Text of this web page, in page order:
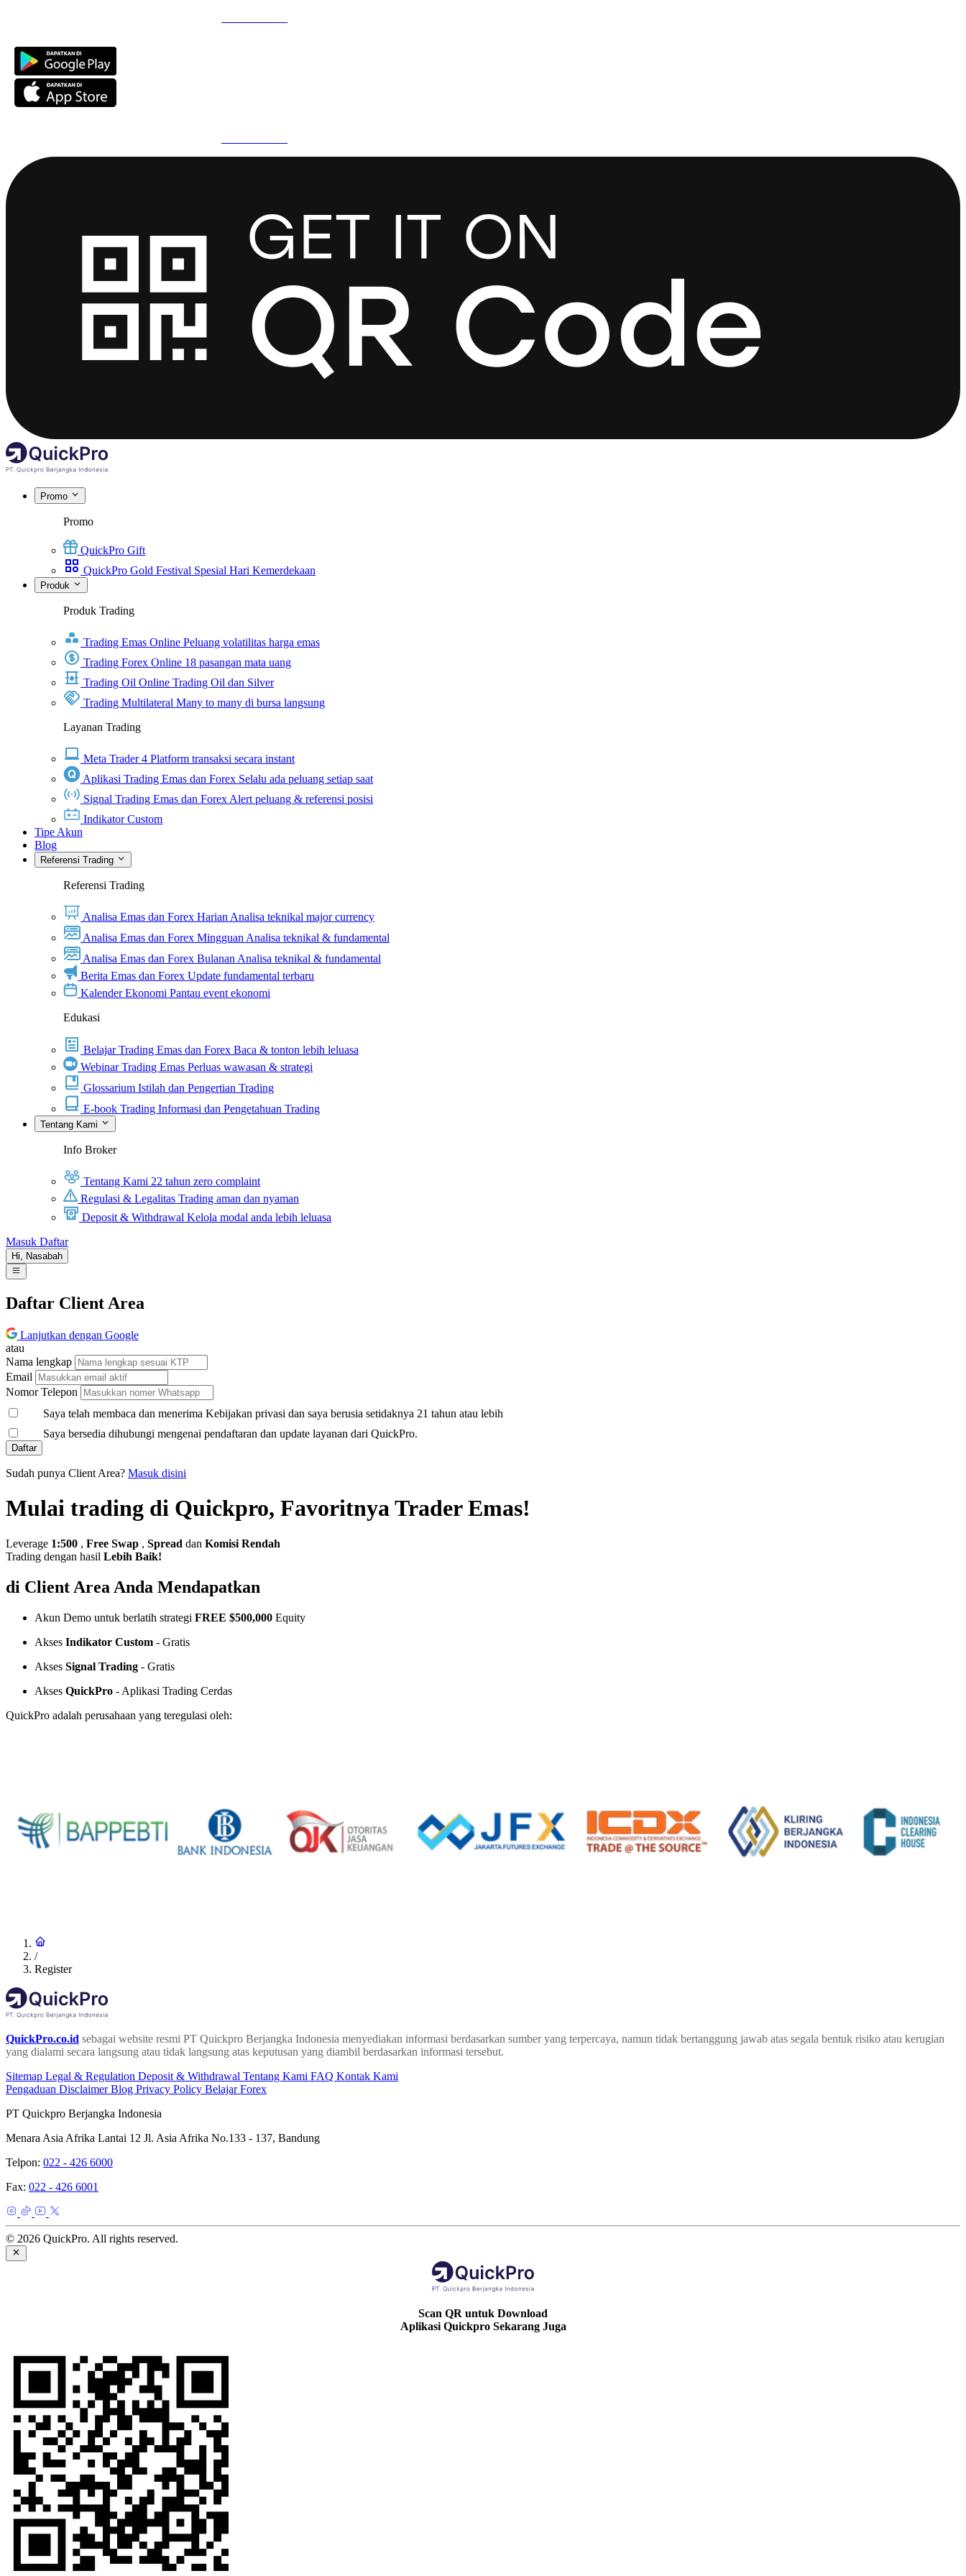
Promo
Promo
QuickPro Gift
QuickPro Gold Festival Spesial Hari Kemerdekaan
Produk
Produk Trading
Trading Emas Online Peluang volatilitas harga emas
Trading Forex Online 18 pasangan mata uang
Trading Oil Online Trading Oil dan Silver
Trading Multilateral Many to many di bursa langsung
Layanan Trading
Meta Trader 4 Platform transaksi secara instant
Aplikasi Trading Emas dan Forex Selalu ada peluang setiap saat
Signal Trading Emas dan Forex Alert peluang & referensi posisi
Indikator Custom
Tipe Akun
Blog
Referensi Trading
Referensi Trading
Analisa Emas dan Forex HarianAnalisa teknikal major currency
Analisa Emas dan Forex MingguanAnalisa teknikal & fundamental
Analisa Emas dan Forex BulananAnalisa teknikal & fundamental
Berita Emas dan Forex Update fundamental terbaru
Kalender Ekonomi Pantau event ekonomi
Edukasi
Belajar Trading Emas dan Forex Baca & tonton lebih leluasa
Webinar Trading Emas Perluas wawasan & strategi
Glossarium Istilah dan Pengertian Trading
E-book Trading Informasi dan Pengetahuan Trading
Tentang Kami
Info Broker
Tentang Kami 22 tahun zero complaint
Regulasi & Legalitas Trading aman dan nyaman
Deposit & Withdrawal Kelola modal anda lebih leluasa
Masuk Daftar
Hi, Nasabah
Daftar Client Area
Lanjutkan dengan Google
atau
Nama lengkap
Email
Nomor Telepon
Saya telah membaca dan menerima Kebijakan privasi dan saya berusia setidaknya 21 tahun atau lebih
Saya bersedia dihubungi mengenai pendaftaran dan update layanan dari QuickPro.
Daftar
Sudah punya Client Area? Masuk disini
Mulai trading di Quickpro, Favoritnya Trader Emas!
Leverage 1:500 , Free Swap , Spread dan Komisi Rendah
Trading dengan hasil Lebih Baik!
di Client Area Anda Mendapatkan
Akun Demo untuk berlatih strategi FREE $500,000 Equity
Akses Indikator Custom - Gratis
Akses Signal Trading - Gratis
Akses QuickPro - Aplikasi Trading Cerdas
QuickPro adalah perusahaan yang teregulasi oleh:
/
Register
QuickPro.co.id sebagai website resmi PT Quickpro Berjangka Indonesia menyediakan informasi berdasarkan sumber yang terpercaya, namun tidak bertanggung jawab atas segala bentuk risiko atau kerugian
yang dialami secara langsung atau tidak langsung atas keputusan yang diambil berdasarkan informasi tersebut.
Sitemap Legal & Regulation Deposit & Withdrawal Tentang Kami FAQ Kontak Kami
Pengaduan DisclaimerBlog Privacy Policy Belajar Forex
PT Quickpro Berjangka Indonesia
Menara Asia Afrika Lantai 12 Jl. Asia Afrika No.133 - 137, Bandung
Telpon: 022 - 426 6000
Fax: 022 - 426 6001
© 2026 QuickPro. All rights reserved.
Scan QR untuk Download
Aplikasi Quickpro Sekarang Juga